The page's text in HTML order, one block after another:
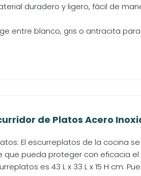
duradero y ligero, fácil de
entre blanco, gris o antracita
de Platos Acero
El escurreplatos de la cocina
pueda proteger con eficacia el
es 43 L x 33 L x 15 H cm.